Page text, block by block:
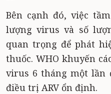
Bên cạnh đó, việc
lượng virus và số
quan trọng để phát
thuốc. WHO khuyến
virus 6 tháng một lần
điều trị ARV ổn định.